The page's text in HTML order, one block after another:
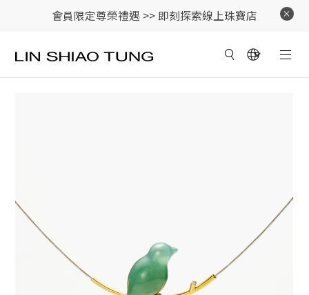
會員限定尊榮禮遇 >> 即刻探索線上珠寶店